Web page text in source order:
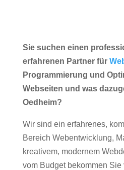
Sie suchen einen
erfahrenen Partner für
Programmierung und
Webseiten und was
Oedheim?
Wir sind ein erfahrenes,
Bereich Webentwicklung,
kreativem, modernem
vom Budget bekommen